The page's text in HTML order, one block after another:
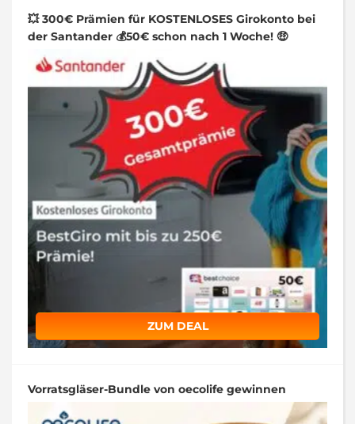
💥 300€ Prämien für KOSTENLOSES Girokonto bei
der Santander 💰50€ schon nach 1 Woche! 🤑
ZUM DEAL
Vorratsgläser-Bundle von oecolife gewinnen